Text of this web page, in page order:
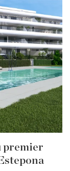
premier